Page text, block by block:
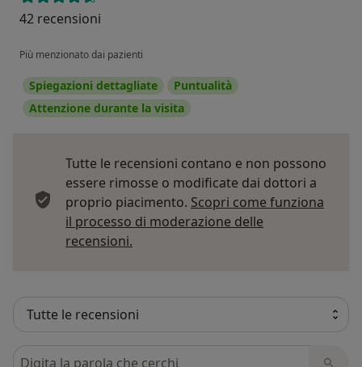
42 recensioni
Più menzionato dai pazienti
Spiegazioni dettagliate
Puntualità
Attenzione durante la visita
Tutte le recensioni contano e non possono
essere rimosse o modificate dai dottori a
proprio piacimento. Scopri come funziona
il processo di moderazione delle
recensioni.
Cerca nelle recensioni